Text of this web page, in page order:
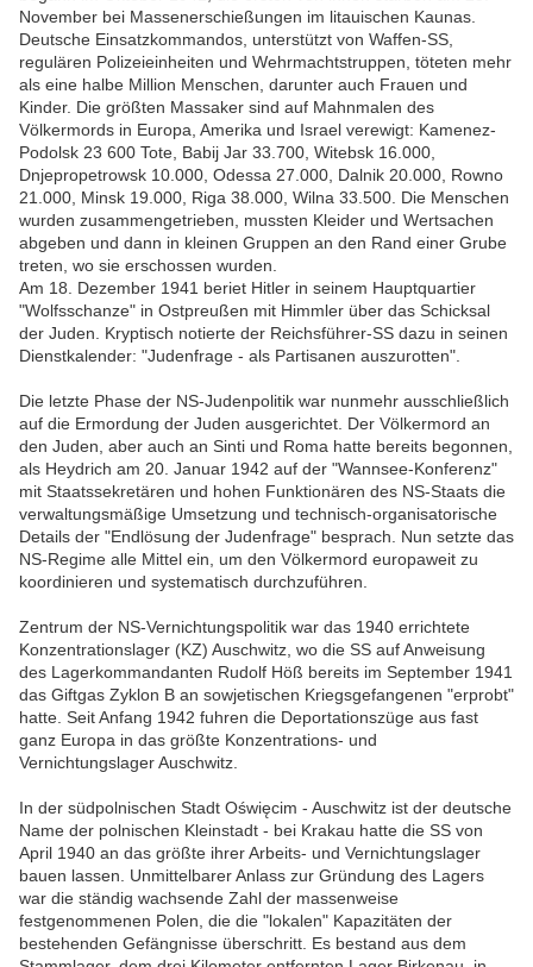
November bei Massenerschießungen im litauischen Kaunas.
Deutsche Einsatzkommandos, unterstützt von Waffen-SS,
regulären Polizeieinheiten und Wehrmachtstruppen, töteten mehr
als eine halbe Million Menschen, darunter auch Frauen und
Kinder. Die größten Massaker sind auf Mahnmalen des
Völkermords in Europa, Amerika und Israel verewigt: Kamenez-
Podolsk 23 600 Tote, Babij Jar 33.700, Witebsk 16.000,
Dnjepropetrowsk 10.000, Odessa 27.000, Dalnik 20.000, Rowno
21.000, Minsk 19.000, Riga 38.000, Wilna 33.500. Die Menschen
wurden zusammengetrieben, mussten Kleider und Wertsachen
abgeben und dann in kleinen Gruppen an den Rand einer Grube
treten, wo sie erschossen wurden.
Am 18. Dezember 1941 beriet Hitler in seinem Hauptquartier
"Wolfsschanze" in Ostpreußen mit Himmler über das Schicksal
der Juden. Kryptisch notierte der Reichsführer-SS dazu in seinen
Dienstkalender: "Judenfrage - als Partisanen auszurotten".
Die letzte Phase der NS-Judenpolitik war nunmehr ausschließlich
auf die Ermordung der Juden ausgerichtet. Der Völkermord an
den Juden, aber auch an Sinti und Roma hatte bereits begonnen,
als Heydrich am 20. Januar 1942 auf der "Wannsee-Konferenz"
mit Staatssekretären und hohen Funktionären des NS-Staats die
verwaltungsmäßige Umsetzung und technisch-organisatorische
Details der "Endlösung der Judenfrage" besprach. Nun setzte das
NS-Regime alle Mittel ein, um den Völkermord europaweit zu
koordinieren und systematisch durchzuführen.
Zentrum der NS-Vernichtungspolitik war das 1940 errichtete
Konzentrationslager (KZ) Auschwitz, wo die SS auf Anweisung
des Lagerkommandanten Rudolf Höß bereits im September 1941
das Giftgas Zyklon B an sowjetischen Kriegsgefangenen "erprobt"
hatte. Seit Anfang 1942 fuhren die Deportationszüge aus fast
ganz Europa in das größte Konzentrations- und
Vernichtungslager Auschwitz.
In der südpolnischen Stadt Oświęcim - Auschwitz ist der deutsche
Name der polnischen Kleinstadt - bei Krakau hatte die SS von
April 1940 an das größte ihrer Arbeits- und Vernichtungslager
bauen lassen. Unmittelbarer Anlass zur Gründung des Lagers
war die ständig wachsende Zahl der massenweise
festgenommenen Polen, die die "lokalen" Kapazitäten der
bestehenden Gefängnisse überschritt. Es bestand aus dem